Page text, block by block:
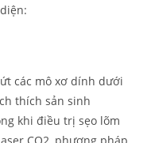
các mô xơ dính dưới
thích sản sinh
khi điều trị sẹo lõm